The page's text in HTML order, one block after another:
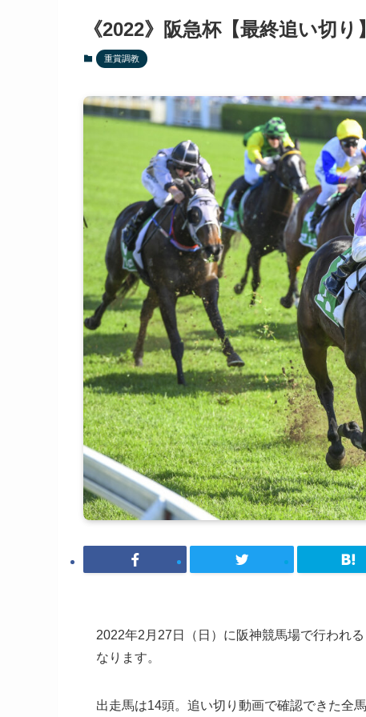
《2022》阪急杯【最終追い切り
重賞調教
2022年2月27日（日）に阪神競馬場で行われ
なります。
出走馬は14頭。追い切り動画で確認できた全